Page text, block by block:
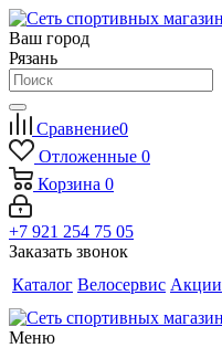
Ваш город
Рязань
Сравнение0
Отложенные 0
Корзина 0
+7 921 254 75 05
Заказать звонок
Каталог Велосервис Акции
Меню